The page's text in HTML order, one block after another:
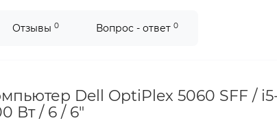
Отзывы 0 Вопрос - ответ 0
Dell OptiPlex 5060 SFF /
Вт / 6 / 6"